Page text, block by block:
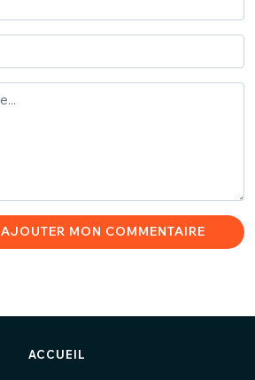
AJOUTER MON COMMENTAIRE
ACCUEIL